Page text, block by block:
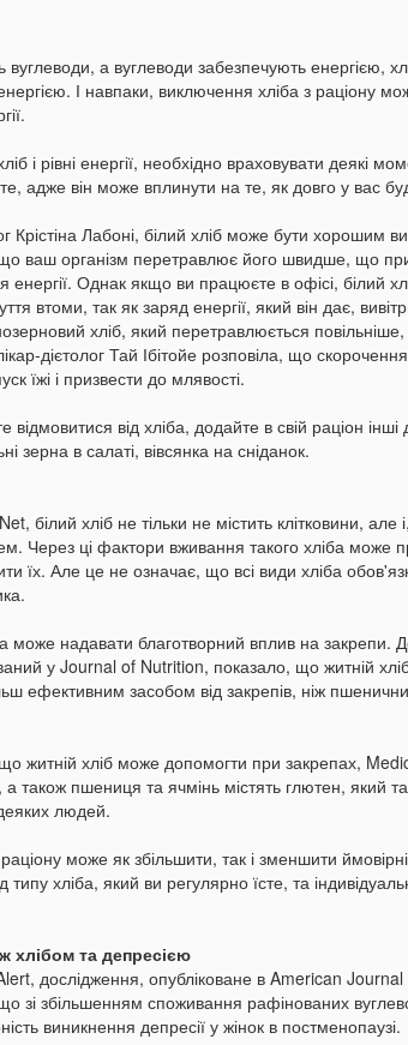
вуглеводи, а вуглеводи забезпечують енергією,
І навпаки, виключення хліба з раціону
і рівні енергії, необхідно враховувати деякі
адже він може вплинути на те, як довго у вас
Крістіна Лабоні, білий хліб може бути хорошим
ваш організм перетравлює його швидше, що
енергії. Однак якщо ви працюєте в офісі, білий
втоми, так як заряд енергії, який він дає,
хліб, який перетравлюється
дієтолог Тай Ібітойе розповіла, що
їжі і призвести до млявості.
від хліба, додайте в свій раціон
зерна в салаті, вівсянка на сніданок.
білий хліб не тільки не містить клітковини, але
Через ці фактори вживання такого хліба може
їх. Але це не означає, що всі види хліба
може надавати благотворний вплив на закрепи.
у Journal of Nutrition, показало, що житній
ефективним засобом від закрепів, ніж
житній хліб може допомогти при закрепах,
також пшениця та ячмінь містять глютен, який
людей.
може як збільшити, так і зменшити
типу хліба, який ви регулярно їсте, та
хлібом та депресією
дослідження, опубліковане в American
зі збільшенням споживання рафінованих
виникнення депресії у жінок в постменопаузі.